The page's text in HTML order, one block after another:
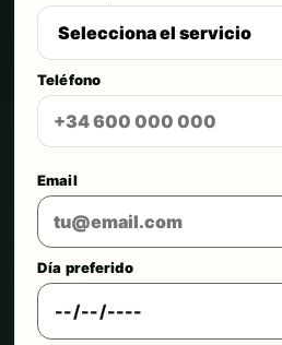
Teléfono
Email
Día preferido